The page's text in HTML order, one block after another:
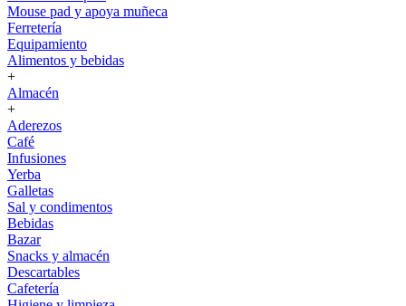
Mouse pad y apoya muñeca
Ferretería
Equipamiento
Alimentos y bebidas
+
Almacén
+
Aderezos
Café
Infusiones
Yerba
Galletas
Sal y condimentos
Bebidas
Bazar
Snacks y almacén
Descartables
Cafetería